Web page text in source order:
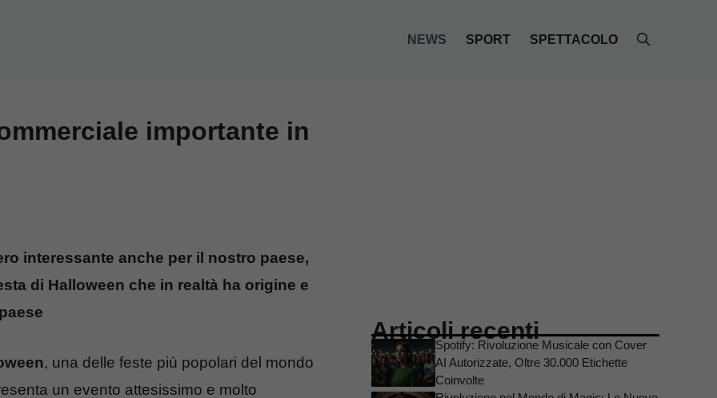
NEWS SPORT SPETTACOLO
importante in
interessante anche per il nostro paese,
di Halloween che in realtà ha origine e
, una delle feste più popolari del mondo
un evento attesissimo e molto
Articoli recenti
Spotify: Rivoluzione Musicale con Cover
AI Autorizzate, Oltre 30.000 Etichette
Coinvolte